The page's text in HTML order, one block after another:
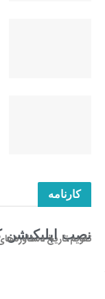
کارنامه
نصب اپلیکیشن
تقویم تاریخ